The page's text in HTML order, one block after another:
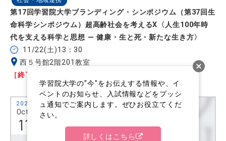
第17回学習院大学ブランディング・シンポジウム（第37回生
命科学シンポジウム）超高齢社会を考えるⅩ〈人生100年時
代を支える科学と思想 ― 健康・生と死・新たな生き方〉
11/22(土)13：30
西５号館2階201教室
［終了しました］
2025
Oct.
11
学習院大学の"今"をお伝えする情報や、イ
ベントのお知らせ、入試情報などをプッシ
ュ通知でご案内します。ぜひお役立てくだ
さい。
詳しくはこちら